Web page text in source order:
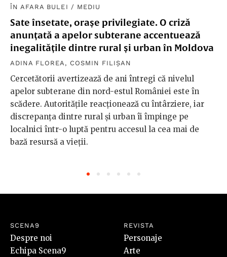
ÎN AFARA BULEI / MEDIU
Sate însetate, orașe privilegiate. O criză
anunțată a apelor subterane accentuează
inegalitățile dintre rural și urban în Moldova
ADINA FLOREA , COSMIN FILIȘAN
Cercetătorii avertizează de ani întregi că nivelul
apelor subterane din nord-estul României este în
scădere. Autoritățile reacționează cu întârziere, iar
discrepanța dintre rural și urban îi împinge pe
localnici într-o luptă pentru accesul la cea mai de
bază resursă a vieții.
SCENA9
Despre noi
Echipa Scena9
REVISTA
Personaje
Arte